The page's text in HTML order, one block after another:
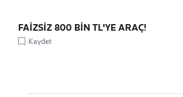
FAİZSİZ 800 BİN TL'YE ARAÇ!
Kaydet